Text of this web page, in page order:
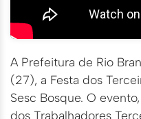
A Prefeitura de Rio
(27), a Festa dos
Sesc Bosque. O
dos Trabalhadores